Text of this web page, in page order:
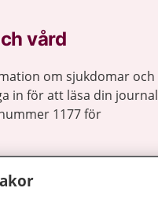
vård
om sjukdomar och
in för att läsa din journal
1177 för